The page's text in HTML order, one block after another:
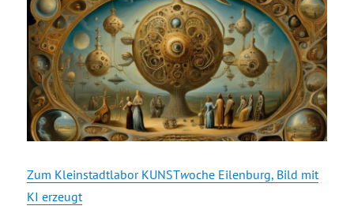
Zum Kleinstadtlabor KUNSTwoche Eilenburg, Bild mit
KI erzeugt